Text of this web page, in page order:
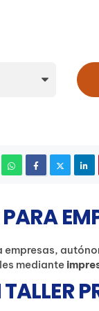
empresas,
mediante